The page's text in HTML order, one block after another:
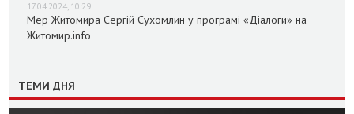
17.04.2024, 10:29
Мер Житомира Сергій Сухомлин у програмі «Діалоги» на
Житомир.info
ТЕМИ ДНЯ